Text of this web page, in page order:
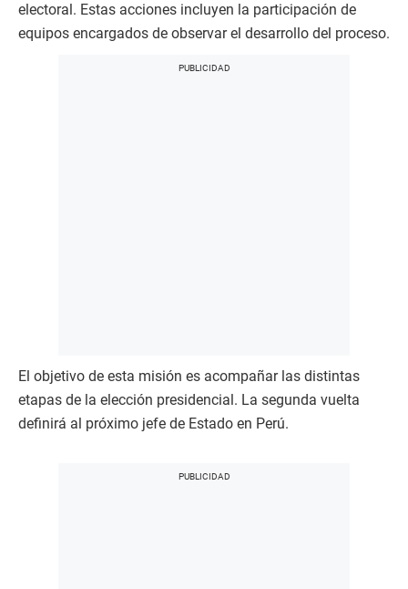
electoral. Estas acciones incluyen la participación de
equipos encargados de observar el desarrollo del proceso.
El objetivo de esta misión es acompañar las distintas
etapas de la elección presidencial. La segunda vuelta
definirá al próximo jefe de Estado en Perú.